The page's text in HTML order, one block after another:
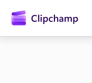
περιεχόμενο